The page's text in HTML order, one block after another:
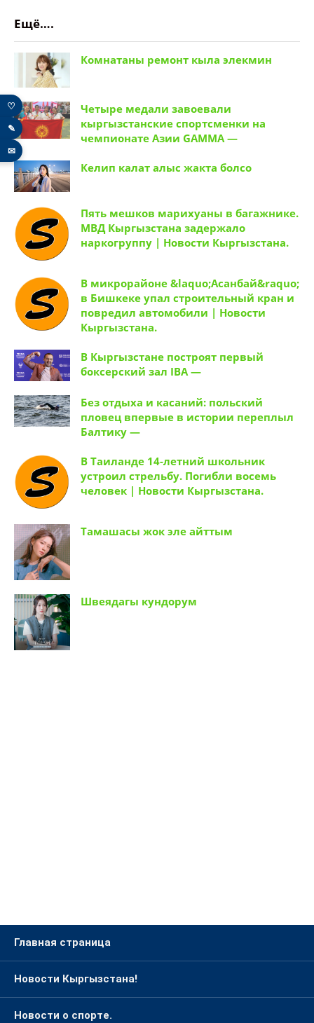
Ещё….
Комнатаны ремонт кыла элекмин
Четыре медали завоевали
кыргызстанские спортсменки на
чемпионате Азии GAMMA —
Келип калат алыс жакта болсо
Пять мешков марихуаны в багажнике.
МВД Кыргызстана задержало
наркогруппу | Новости Кыргызстана.
В микрорайоне &laquo;Асанбай&raquo;
в Бишкеке упал строительный кран и
повредил автомобили | Новости
Кыргызстана.
В Кыргызстане построят первый
боксерский зал IBA —
Без отдыха и касаний: польский
пловец впервые в истории переплыл
Балтику —
В Таиланде 14-летний школьник
устроил стрельбу. Погибли восемь
человек | Новости Кыргызстана.
Тамашасы жок эле айттым
Швеядагы кундорум
Главная страница
Новости Кыргызстана!
Новости о спорте.
♡
✎
✉